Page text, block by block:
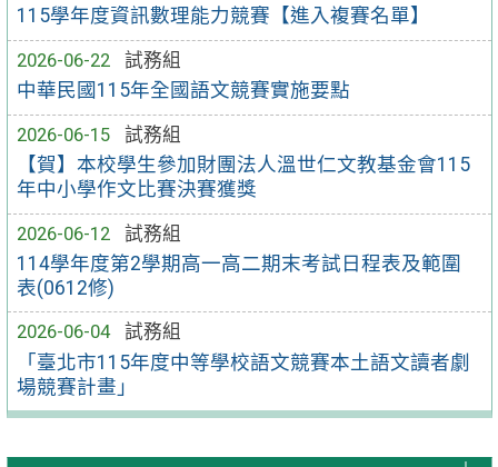
115學年度資訊數理能力競賽【進入複賽名單】
2026-06-22
試務組
中華民國115年全國語文競賽實施要點
2026-06-15
試務組
【賀】本校學生參加財團法人溫世仁文教基金會115
年中小學作文比賽決賽獲獎
2026-06-12
試務組
114學年度第2學期高一高二期末考試日程表及範圍
表(0612修)
2026-06-04
試務組
「臺北市115年度中等學校語文競賽本土語文讀者劇
場競賽計畫」